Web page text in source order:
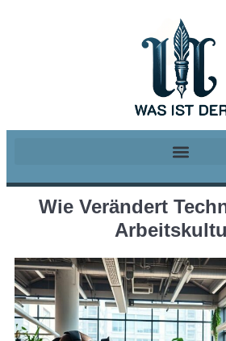
Wie Verändert